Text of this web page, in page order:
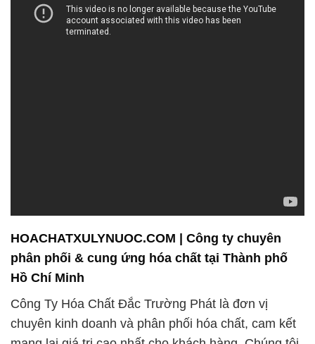
Để đảm bảo sự an toàn và hiệu quả trong việc sử
dụng hóa chất, chúng tôi đã phát triển một chương
trình đào tạo chuyên nghiệp, nhằm hướng dẫn
người sử dụng về cách lựa chọn, sử dụng, và xử lý
hóa chất một cách an toàn nhất.